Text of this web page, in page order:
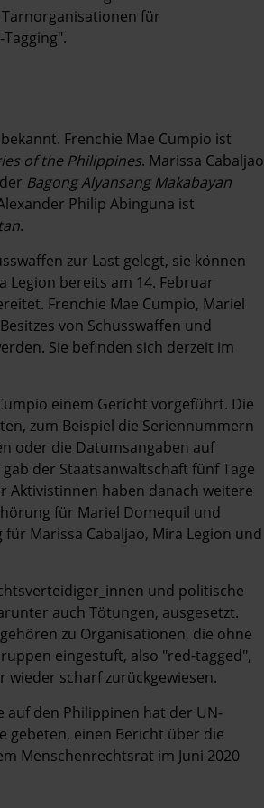
für
Frenchie Mae Cumpio ist
of the Philippines. Marissa Cabaljao
Bagong Alyansang Makabayan
Philip Abinguna ist
.
zur Last gelegt, sie können
Legion bereits am 14. Februar
Frenchie Mae Cumpio, Mariel
von Schusswaffen und
Sie befinden sich derzeit im
einem Gericht vorgeführt. Die
zum Beispiel die Seriennummern
oder die Datumsangaben auf
der Staatsanwaltschaft fünf Tage
Aktivistinnen haben danach weitere
für Mariel Domequil und
Marissa Cabaljao, Mira Legion und
und politische
auch Tötungen, ausgesetzt.
zu Organisationen, die ohne
eingestuft, also "red-tagged",
scharf zurückgewiesen.
den Philippinen hat der UN-
gebeten, einen Bericht über die
Menschenrechtsrat im Juni 2020